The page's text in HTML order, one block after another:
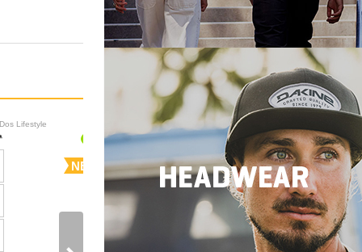
Lifestyle
NEW
Sacs à Dos Lifestyle
NEW